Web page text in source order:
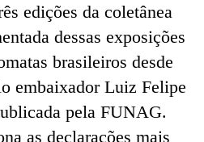
edições da coletânea
dessas exposições
brasileiros desde
embaixador Luiz Felipe
pela FUNAG.
as declarações mais